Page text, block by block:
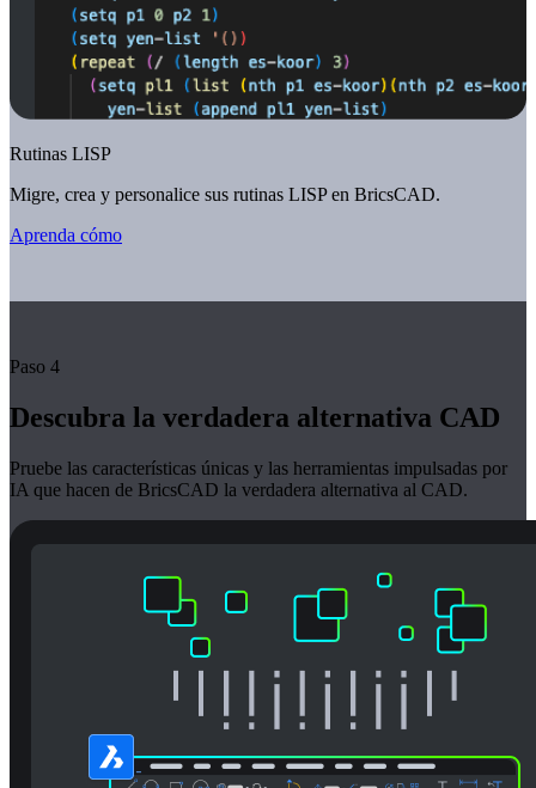
Rutinas LISP
Migre, crea y personalice sus rutinas LISP en BricsCAD.
Aprenda cómo
Paso 4
Descubra la verdadera alternativa CAD
Pruebe las características únicas y las herramientas impulsadas por
IA que hacen de BricsCAD la verdadera alternativa al CAD.